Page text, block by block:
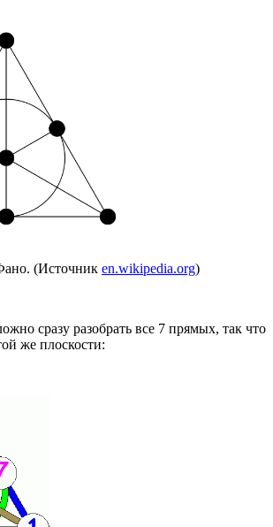
(Источник en.wikipedia.org)
сразу разобрать все 7 прямых, так что
же плоскости: